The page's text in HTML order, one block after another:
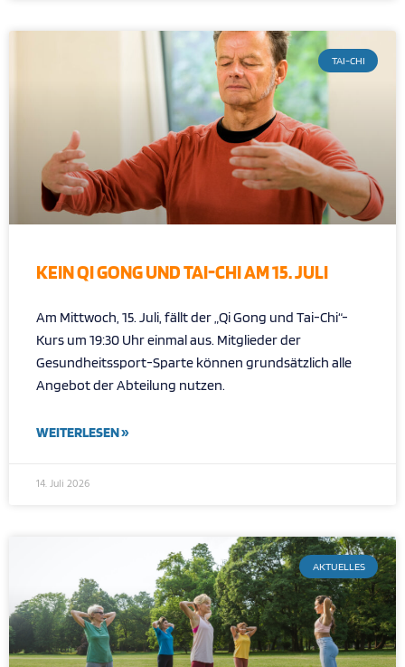
TAI-CHI
KEIN QI GONG UND TAI-CHI AM 15. JULI
Am Mittwoch, 15. Juli, fällt der „Qi Gong und Tai-Chi“-
Kurs um 19:30 Uhr einmal aus. Mitglieder der
Gesundheitssport-Sparte können grundsätzlich alle
Angebot der Abteilung nutzen.
WEITERLESEN »
14. Juli 2026
AKTUELLES